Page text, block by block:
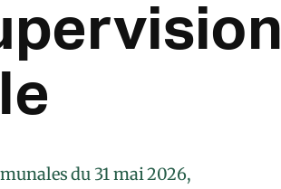
du 31 mai 2026,